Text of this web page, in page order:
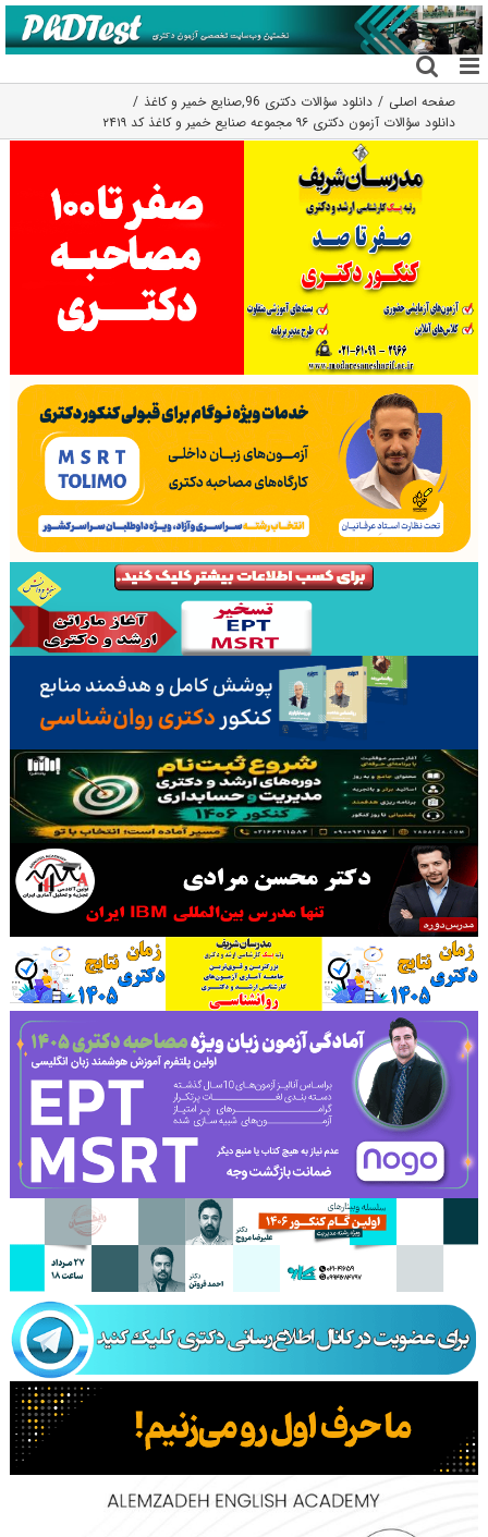
رفتن
به
محتوا
صفحه اصلی دانلود سؤالات دکتری 96 ,صنایع خمیر و کاغذ
دانلود سؤالات آزمون دکتری ۹۶ مجموعه صنایع خمیر و کاغذ کد ۲۴۱۹